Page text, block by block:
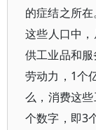
的症结之所
这些人口中
供工业品和
劳动力，1个
么，消费这
个数字，即3